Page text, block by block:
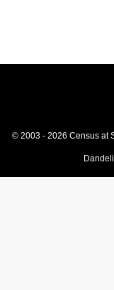
© 2003 - 2026 Census at